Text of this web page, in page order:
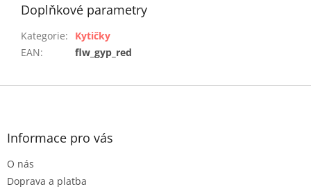
Doplňkové parametry
Kategorie:
Kytičky
EAN: flw_gyp_red
Z
Informace pro vás
O nás
Doprava a platba